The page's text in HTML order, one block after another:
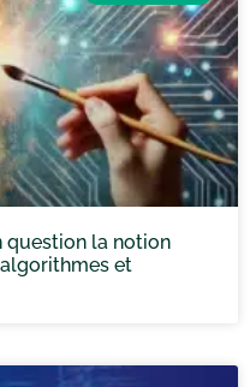
question la notion
algorithmes et